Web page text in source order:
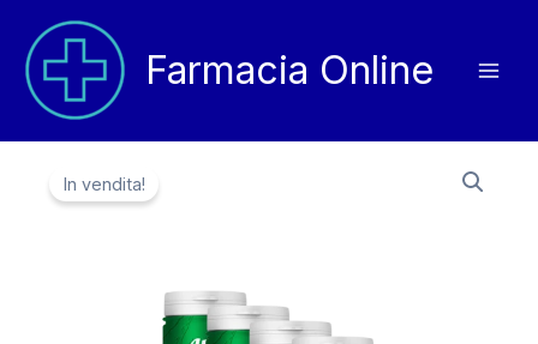
contenuto
Farmacia Online
In vendita!